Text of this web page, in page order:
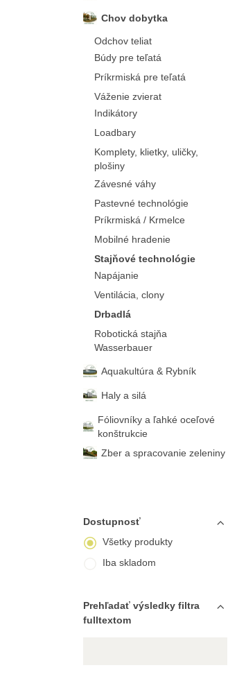
Chov dobytka
Odchov teliat
Búdy pre teľatá
Príkrmiská pre teľatá
Váženie zvierat
Indikátory
Loadbary
Komplety, klietky, uličky,
plošiny
Závesné váhy
Pastevné technológie
Príkrmiská / Krmelce
Mobilné hradenie
Stajňové technológie
Napájanie
Ventilácia, clony
Drbadlá
Robotická stajňa
Wasserbauer
Aquakultúra & Rybník
Haly a silá
Fóliovníky a ľahké oceľové
konštrukcie
Zber a spracovanie zeleniny
Dostupnosť
Všetky produkty
Iba skladom
Prehľadať výsledky filtra
fulltextom